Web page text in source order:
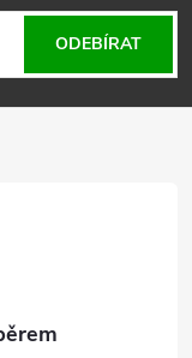
ODEBÍRAT